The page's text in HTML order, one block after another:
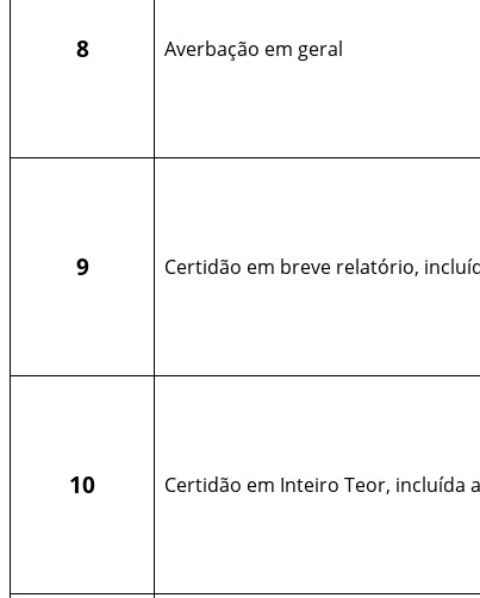
8 Averbação em geral
9 Certidão em breve relatório,
10 Certidão em Inteiro Teor, incluída